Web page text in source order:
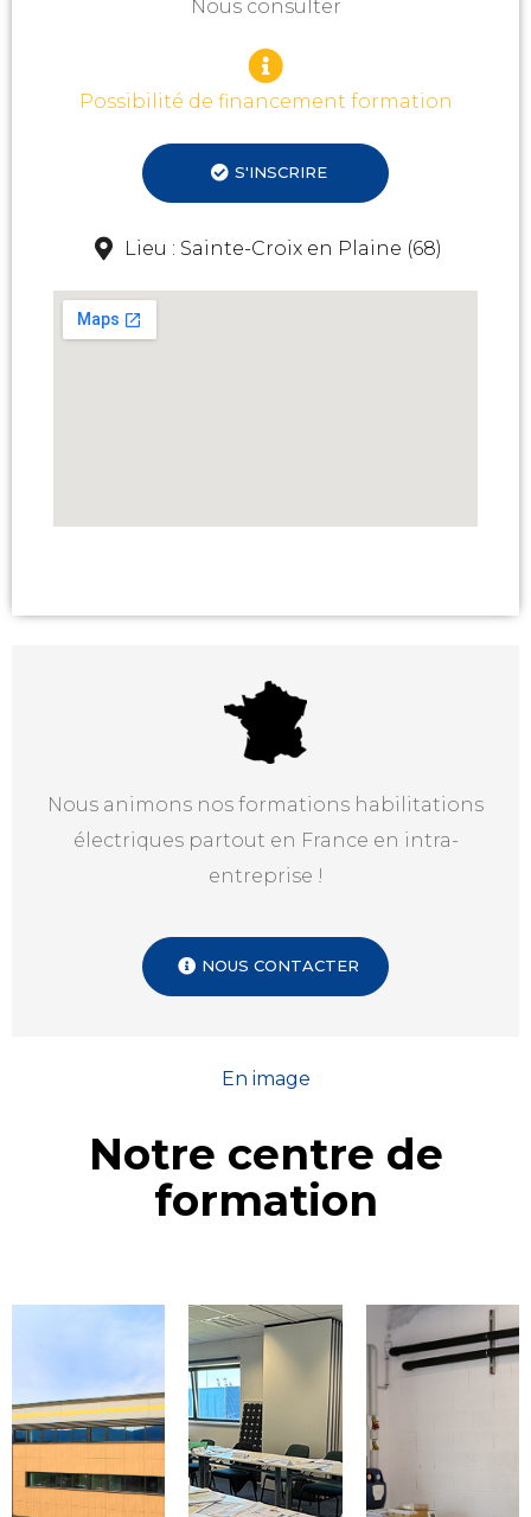
Nous consulter
Possibilité de financement formation
S'INSCRIRE
Lieu : Sainte-Croix en Plaine (68)
Nous animons nos formations habilitations
électriques partout en France en intra-
entreprise !
NOUS CONTACTER
En image
Notre centre de
formation